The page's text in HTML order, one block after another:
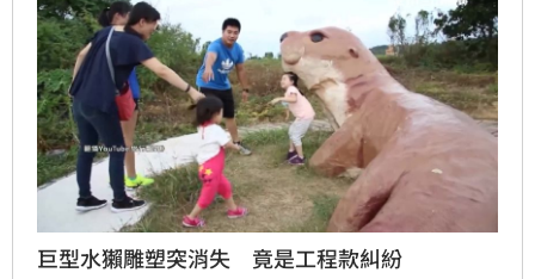
巨型水獺雕塑突消失 竟是工程款糾紛